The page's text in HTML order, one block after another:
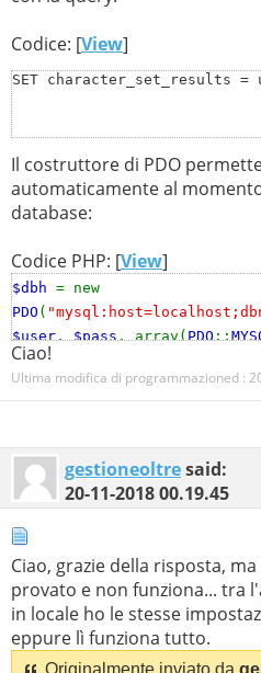
Codice: [View]
SET character_set_results =
Il costruttore di PDO
automaticamente al
database:
Codice PHP: [View]
$dbh = new
PDO (
$user , $pass , array( PDO ::
'SET character_set_results
Ciao!
Ultima modifica di programmazioned :
gestioneoltresaid:
20-11-201800.19.45
Ciao, grazie della risposta,
provato e non funziona... tra
in locale ho le stesse
eppure lì funziona tutto.